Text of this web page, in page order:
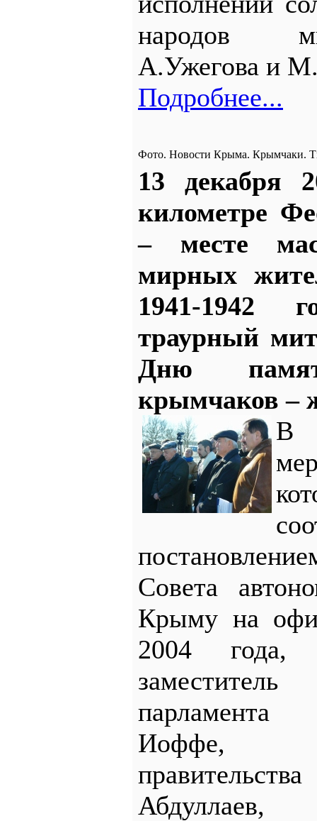
народов
А.Ужегова и
Подробнее...
Фото. Новости Крыма. Крымчаки.
13 декабря
километре
– месте
мирных
1941-1942
траурный
Дню
крымчаков –
В
Совета
Крыму на
2004 года,
Иоффе,